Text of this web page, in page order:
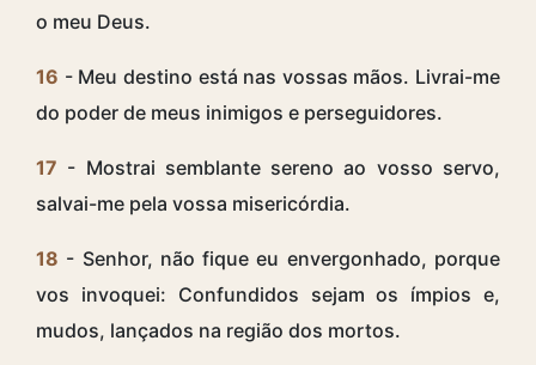
o meu Deus.
16 - Meu destino está nas vossas mãos. Livrai-me
do poder de meus inimigos e perseguidores.
17 - Mostrai semblante sereno ao vosso servo,
salvai-me pela vossa misericórdia.
18 - Senhor, não fique eu envergonhado, porque
vos invoquei: Confundidos sejam os ímpios e,
mudos, lançados na região dos mortos.